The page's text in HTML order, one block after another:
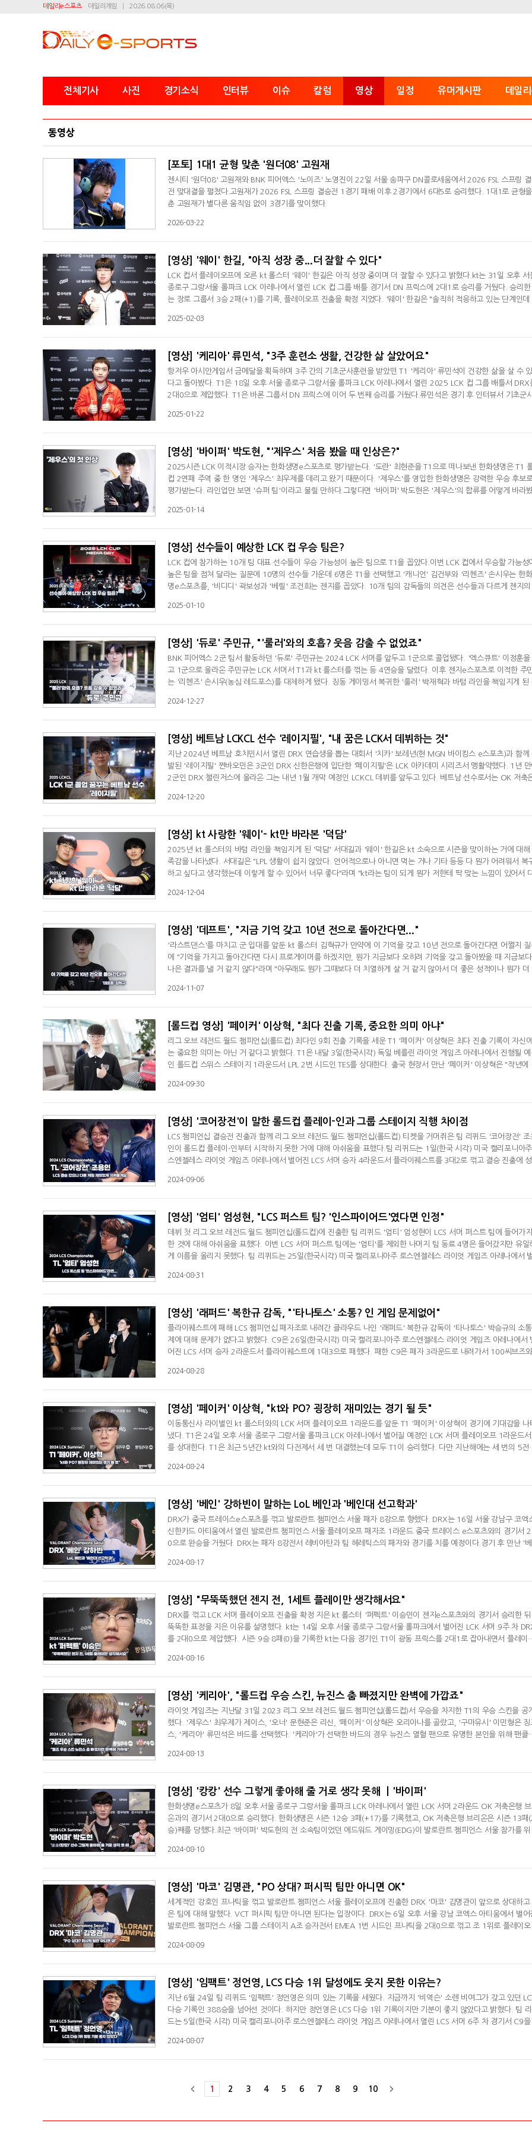
데일리e스포츠 데일리게임 2026.08.06(목)
전체기사 사진 경기소식 인터뷰 이슈 칼럼 영상 일정 유머게시판 데일
동영상
[포토] 1대1 균형 맞춘 '원더08' 고원재
젠시티 '원더08' 고원재와 BNK 피어엑스 '노이즈' 노영진이 22일 서울 송파구 DN콜로세움에서 2026 FSL 스프링
전 맞대결을 펼쳤다.고원재가 2026 FSL 스프링 결승전 1경기 패배 이후 2경기에서 6대5로 승리했다. 1대1로 균형
춘 고원재가 별다른 움직임 없이 3경기를 맞이했다.
2026-03-22
[영상] '웨이' 한길, "아직 성장 중...더 잘할 수 있다"
LCK 컵서 플레이오프에 오른 kt 롤스터 '웨이' 한길은 아직 성장 중이며 더 잘할 수 있다고 밝혔다.kt는 31일 오후 서
종로구 그랑서울 롤파크 LCK 아레나에서 열린 LCK 컵 그룹 배틀 경기서 DN 프릭스에 2대1로 승리를 거뒀다. 승리
는 장로 그룹서 3승 2패(+1)를 기록, 플레이오프 진출을 확정 지었다. '웨이' 한길은 "솔직히 적응하고 있는 단계인데
모습 보여줄 수 있을 거다. 더 잘할 수 있다"며 경기를 치를수록 나아지고 있다고 전했다.
2025-02-03
[영상] '케리아' 류민석, "3주 훈련소 생활, 건강한 삶 살았어요"
항저우 아시안게임서 금메달을 획득하며 3주 간의 기초군사훈련을 받았떤 T1 '케리아' 류민석이 건강한 삶을 살 수
다고 돌아봤다. T1은 18일 오후 서울 종로구 그랑서울 롤파크 LCK 아레나에서 열린 2025 LCK 컵 그룹 배틀서 DRX
2대0으로 제압했다. T1은 바론 그룹서 DN 프릭스에 이어 두 번째 승리를 거뒀다.류민석은 경기 후 인터뷰서 기초군
다는 생각이 들었다"라며 "훈련소에 있을 때는 시간이 느리게 갔는데 '아 이렇게 사는 것도 나쁘지 않다'라는 생각이 들
2025-01-22
[영상] '바이퍼' 박도현, "'제우스' 처음 봤을 때 인상은?"
2025시즌 LCK 이적시장 승자는 한화생명e스포츠로 평가받는다. '도란' 최현준을 T1으로 떠나보낸 한화생명은 T1
컵 2연패 주역 중 한 명인 '제우스' 최우제를 데리고 왔기 때문이다. '제우스'를 영입한 한화생명은 강력한 우승 후보
평가받는다. 라인업만 보면 '슈퍼 팀'이라고 불릴 만하다.그렇다면 '바이퍼' 박도현은 '제우스'의 합류를 어떻게 바라
승했던 선수이기 때문에 잘하지 않겠느냐고 생각했다"라며 "처음에 봤을 때는 04년생이라서 막내 같은 느낌이 들 줄
2025-01-14
[영상] 선수들이 예상한 LCK 컵 우승 팀은?
LCK 컵에 참가하는 10개 팀 대표 선수들이 우승 가능성이 높은 팀으로 T1을 꼽았다.이번 LCK 컵에서 우승할 가능성이
높은 팀을 점쳐 달라는 질문에 10명의 선수들 가운데 6명은 T1을 선택했고 '캐니언' 김건부와 '리헨즈' 손시우는 한
명e스포츠를, '비디디' 곽보성과 '베릴' 조건희는 젠지를 꼽았다. 10개 팀의 감독들의 의견은 선수들과 다르게 젠지의
서 보여준 적응력이 놀라웠고 '페이커' 이상혁의 챔피언 폭을 피어리스 드래프트로 막을 수 없기 때문"이었으며 감독들
2025-01-10
[영상] '듀로' 주민규, "'룰러'와의 호흡? 웃음 감출 수 없었죠"
BNK 피어엑스 2군 팀서 활동하던 '듀로' 주민규는 2024 LCK 서머를 앞두고 1군으로 콜업됐다. '엑스큐트' 이정훈을
고 1군으로 올라온 주민규는 LCK 서머서 T1과 kt 롤스터를 꺾는 등 4연승을 달렸다. 이후 젠지e스포츠로 이적한 주
는 '리헨즈' 손시우(농심 레드포스)를 대체하게 됐다. 징동 게이밍서 복귀한 '룰러' 박재혁과 바텀 라인을 책임지게 된
2024-12-27
[영상] 베트남 LCKCL 선수 '레이지필', "내 꿈은 LCK서 데뷔하는 것"
지난 2024년 베트남 호치민시서 열린 DRX 연습생을 뽑는 대회서 '치카' 보레년(현 MGN 바이킹스 e스포츠)과 함께
발된 '레이지필' 쩐바오민은 3군인 DRX 신한은행에 입단한 '페이지필'은 LCK 아카데미 시리즈서 맹활약했다. 1년 만
2군인 DRX 챌린저스에 올라온 그는 내년 1월 개막 예정인 LCKCL 데뷔를 앞두고 있다. 베트남 선수로서는 OK 저축
다. 최근에 만난 '레이지필'은 "내가 첫 번째로 메인 로스터에 등록될 베트남 선수이기 때문에 그런 부분은 저로서 큰 의
2024-12-20
[영상] kt 사랑한 '웨이'- kt만 바라본 '덕담'
2025년 kt 롤스터의 바텀 라인을 책임지게 된 '덕담' 서대길과 '웨이' 한길은 kt 소속으로 시즌을 맞이하는 거에 대해
족감을 나타냈다. 서대길은 "LPL 생활이 쉽지 않았다. 언어적으로나 아니면 먹는 거나 기타 등등 다 뭔가 어려워서 복
하고 싶다고 생각했는데 이렇게 할 수 있어서 너무 좋다"라며 "kt라는 팀이 되게 뭔가 저한테 딱 맞는 느낌이 있어서
보면서 멋있다고 생각했다"며 "다른 팀 제안도 받긴 했지만 고민 안 하고 kt하고 한다고 했다. 여기가 최고인 거 같다"
2024-12-04
[영상] '데프트', "지금 기억 갖고 10년 전으로 돌아간다면..."
'라스트댄스'를 마치고 군 입대를 앞둔 kt 롤스터 김혁규가 만약에 이 기억을 갖고 10년 전으로 돌아간다면 어쩔지 질
에 "기억을 가지고 돌아간다면 다시 프로게이머를 하겠지만, 뭔가 지금보다 오히려 기억을 갖고 돌아봤을 때 지금보다
나은 결과를 낼 거 같지 않다"라며 "아무래도 뭔가 그때보다 더 치열하게 살 거 같지 않아서 더 좋은 성적이나 뭔가 더
2024-11-07
[롤드컵 영상] '페이커' 이상혁, "최다 진출 기록, 중요한 의미 아냐"
리그 오브 레전드 월드 챔피언십(롤드컵) 최다인 9회 진출 기록을 세운 T1 '페이커' 이상혁은 최다 진출 기록이 자신에
는 중요한 의미는 아닌 거 같다고 밝혔다. T1은 내달 3일(한국시각) 독일 베를린 라이엇 게임즈 아레나에서 진행될 예
인 롤드컵 스위스 스테이지 1라운드서 LPL 2번 시드인 TES를 상대한다. 출국 현장서 만난 '페이커' 이상혁은 "작년에
한테 있어서는 중요한 의미는 아니다. 가장 중요한 건 좋은 성과를 는 것"이라고 강조했다. TES와의 대결에 대해선 "스
2024-09-30
[영상] '코어장전'이 말한 롤드컵 플레이-인과 그룹 스테이지 직행 차이점
LCS 챔피언십 결승전 진출과 함께 리그 오브 레전드 월드 챔피언십(롤드컵) 티켓을 거머쥐은 팀 리퀴드 '코어장전' 조
인이 롤드컵 플레이-인부터 시작하지 못한 거에 대해 아쉬움을 표했다.팀 리퀴드는 1일(한국 시각) 미국 캘리포니아
스엔젤레스 라이엇 게임즈 아레나에서 벌어진 LCS 서머 승자 4라운드서 플라이퀘스트를 3대2로 꺾고 결승 진출에
승자와 경기를 치르게 됐다. 조용인은 경기 후 화상 인터뷰서 "일단 되게 힘든 경기였다. 플라이퀘스트가 잘한 것도 있
2024-09-06
[영상] '엄티' 엄성현, "LCS 퍼스트 팀? '인스파이어드'였다면 인정"
데뷔 첫 리그 오브 레전드 월드 챔피언십(롤드컵)에 진출한 팀 리퀴드 '엄티' 엄성현이 LCS 서머 퍼스트 팀에 들어가
한 것에 대해 아쉬움을 표했다. 이번 LCS 서머 퍼스트 팀에는 '엄티'를 제외한 나머지 팀 동료 4명은 들어갔지만 유일
게 이름을 올리지 못했다. 팀 리퀴드는 25일(한국시각) 미국 캘리포니아주 로스엔젤레스 라이엇 게임즈 아레나에서
하게 LCS 서머 퍼스트 팀에 들어가지 못한 것에 대해 "좀 아쉬웠던 부분은 플라이퀘스트 '인스파이어드'(카츠페르 스워
2024-08-31
[영상] '래퍼드' 복한규 감독, "'타나토스' 소통? 인 게임 문제없어"
플라이퀘스트에 패해 LCS 챔피언십 패자조로 내려간 클라우드 나인 '래퍼드' 복한규 감독이 '타나토스' 박승규의 소
제에 대해 문제가 없다고 밝혔다. C9은 26일(한국시각) 미국 캘리포니아주 로스엔젤레스 라이엇 게임즈 아레나에서
어진 LCS 서머 승자 2라운드서 플라이퀘스트에 1대3으로 패했다. 패한 C9은 패자 3라운드로 내려가서 100씨브즈
드하는 상황이었는데 실수가 많이 나왔다. 1세트는 마지막에 운 좋게 역전했고 2세트는 게임을 계속 컨트롤하다가 한
2024-08-28
[영상] '페이커' 이상혁, "kt와 PO? 굉장히 재미있는 경기 될 듯"
이동통신사 라이벌인 kt 롤스터와의 LCK 서머 플레이오프 1라운드를 앞둔 T1 '페이커' 이상혁이 경기에 기대감을 나
냈다. T1은 24일 오후 서울 종로구 그랑서울 롤파크 LCK 아레나에서 벌어질 예정인 LCK 서머 플레이오프 1라운드
를 상대한다. T1은 최근 5년간 kt와의 다전제서 세 번 대결했는데 모두 T1이 승리했다. 다만 지난해에는 세 번의 5전
하게 준비된 팀인 거 같아서 그런 부분을 조금 염두에 두어야 할 점인 거 같다"라며 "kt 상대로 저희도 한 번 정규시즌서
2024-08-24
[영상] '베인' 강하빈이 말하는 LoL 베인과 '베인대 선고학과'
DRX가 중국 트레이스e스포츠를 꺾고 발로란트 챔피언스 서울 패자 8강으로 향했다. DRX는 16일 서울 강남구 코엑
신한카드 아티움에서 열린 발로란트 챔피언스 서울 플레이오프 패자조 1라운드 중국 트레이스 e스포츠와의 경기서 2
0으로 완승을 거뒀다. DRX는 패자 8강전서 레비아탄과 팀 헤레틱스의 패자와 경기를 치를 예정이다.경기 후 만난 '베
며 "그룹 스테이지서 다른 대륙 팀들이 트레이스 e스포츠에 힘겨워하는 모습들이 있었다. 하지만 저희는 워낙 중국 팀
2024-08-17
[영상] "무뚝뚝했던 젠지 전, 1세트 플레이만 생각해서요"
DRX를 꺾고 LCK 서머 플레이오프 진출을 확정 지은 kt 롤스터 '퍼펙트' 이승민이 젠지e스포츠와의 경기서 승리한
뚝뚝한 표정을 지은 이유를 설명했다. kt는 14일 오후 서울 종로구 그랑서울 롤파크에서 벌어진 LCK 서머 9주 차
를 2대0으로 제압했다. 시즌 9승 8패(0)을 기록한 kt는 다음 경기인 T1이 광동 프릭스를 2대1로 잡아내면서 플레이
고치면 (앞으로도) 깔끔하게 이길 수 있을 거 같아서 나쁘지 않았던 거 같다"라며 "1세트는 궁 인지나 이런 게 좀 빡세
2024-08-16
[영상] '케리아', "롤드컵 우승 스킨, 뉴진스 춤 빠졌지만 완벽에 가깝죠"
라이엇 게임즈는 지난달 31일 2023 리그 오브 레전드 월드 챔피언십(롤드컵)서 우승을 차지한 T1의 우승 스킨을 공
했다. '제우스' 최우제가 제이스, '오너' 문현준은 리신, '페이커' 이상혁은 오리아나를 골랐고, '구마유시' 이민형은 징
스, '케리아' 류민석은 바드를 선택했다. '케리아'가 선택한 바드의 경우 뉴진스 열혈 팬으로 유명한 본인을 위해 팬클
했지만 실현되지 않았다. 실현되지 않은 이유는 게임 플레이 및 라이선스 문제 때문이었다. '케리아' 류민석은 지난 9일
2024-08-13
[영상] '캉캉' 선수 그렇게 좋아해 줄 거로 생각 못해 ㅣ'바이퍼'
한화생명e스포츠가 8일 오후 서울 종로구 그랑서울 롤파크 LCK 아레나에서 열린 LCK 서머 2라운드 OK 저축은행 브
온과의 경기서 2대0으로 승리했다. 한화생명은 시즌 12승 3패(+17)를 기록했고, OK 저축은행 브리온은 시즌 13패
승)째를 당했다.최근 '바이퍼' 박도현의 전 소속팀이었던 에드워드 게이밍(EDG)이 발로란트 챔피언스 서울 참가를 위
다. 그는 "'바이퍼' 선수는 굉장히 어려운 상황서도 가장 먼저 나설 수 있는 선수다라며 "제가 배워야 할 부분"이라고 강
2024-08-10
[영상] '마코' 김명관, "PO 상대? 퍼시픽 팀만 아니면 OK"
세계적인 강호인 프나틱을 꺾고 발로란트 챔피언스 서울 플레이오프에 진출한 DRX '마코' 김명관이 앞으로 상대하고
은 팀에 대해 말했다. VCT 퍼시픽 팀만 아니면 된다는 입장이다. DRX는 6일 오후 서울 강남 코엑스 아티움에서 벌어
발로란트 챔피언스 서울 그룹 스테이지 A조 승자전서 EMEA 1번 시드인 프나틱을 2대0으로 꺾고 조 1위로 플레이오
보람차다"라며 "IGL을 맡은 이후 처음 만난 프나틱인데 할 만하다고 느꼈다. 개인적으로는 좀 더 발전할 수 있겠다는 생
2024-08-09
[영상] '임팩트' 정언영, LCS 다승 1위 달성에도 웃지 못한 이유는?
지난 6월 24일 팀 리퀴드 '임팩트' 정언영은 의미 있는 기록을 세웠다. 지금까지 '비역슨' 소렌 비여그가 갖고 있던
다승 기록인 388승을 넘어선 것이다. 하지만 정언영은 LCS 다승 1위 기록이지만 기분이 좋지 않았다고 밝혔다. 팀 리
드는 5일(한국 시각) 미국 캘리포니아주 로스엔젤레스 라이엇 게임즈 아레나에서 열린 LCS 서머 6주 차 경기서 C9을
했다.정언영은 경기 후 화상 인터뷰서 "지금까지 LCS가 단판제다보니 '이제야 겨우 되네'라는 생각을 많이 했다"면서
2024-08-07
1 2 3 4 5 6 7 8 9 10